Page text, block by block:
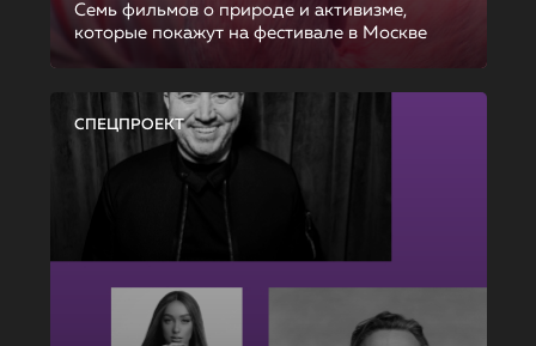
Семь фильмов о природе и активизме,
которые покажут на фестивале в Москве
СПЕЦПРОЕКТ